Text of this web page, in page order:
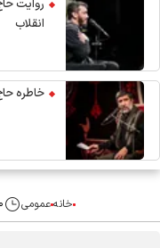
روایت حاج
انقلاب
خاطره حاج
خانهعمومی